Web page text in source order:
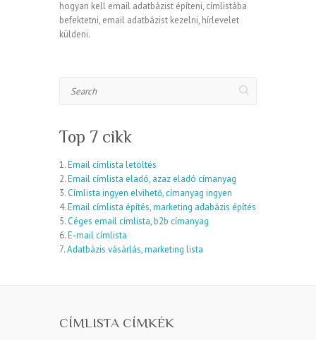
hogyan kell email adatbázist építeni, címlistába
befektetni, email adatbázist kezelni, hírlevelet
küldeni.
Top 7 cikk
1.Email címlista letöltés
2.Email címlista eladó, azaz eladó címanyag
3.Címlista ingyen elvihető, címanyag ingyen
4.Email címlista építés, marketing adabázis építés
5.Céges email címlista, b2b címanyag
6.E-mail címlista
7.Adatbázis vásárlás, marketing lista
CÍMLISTA CÍMKÉK